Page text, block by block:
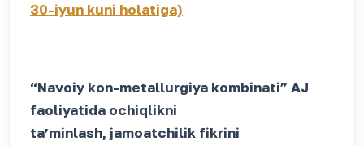
30-iyun kuni holatiga)
“Navoiy kon-metallurgiya kombinati” AJ
faoliyatida ochiqlikni
taʼminlash, jamoatchilik fikrini